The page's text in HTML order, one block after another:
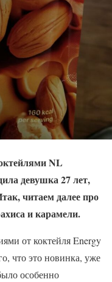
NL
девушка 27 лет,
читаем далее про
и карамели.
от коктейля Energy
что это новинка, уже
особенно